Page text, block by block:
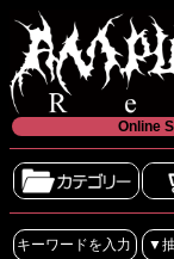
Online